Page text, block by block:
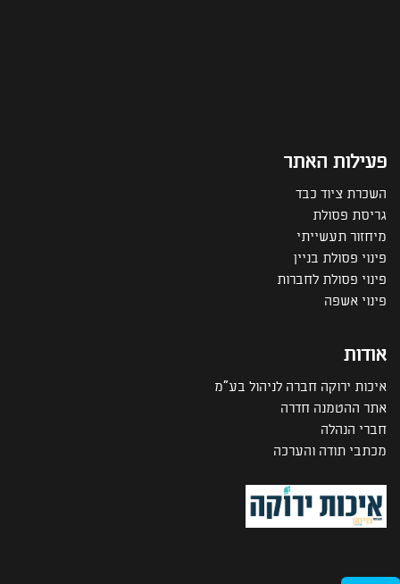
פעילות האתר
השכרת ציוד כבד
גריסת פסולת
מיחזור תעשייתי
פינוי פסולת בניין
פינוי פסולת לחברות
פינוי אשפה
אודות
איכות ירוקה חברה לניהול בע"מ
אתר ההטמנה חדרה
חברי הנהלה
מכתבי תודה והערכה